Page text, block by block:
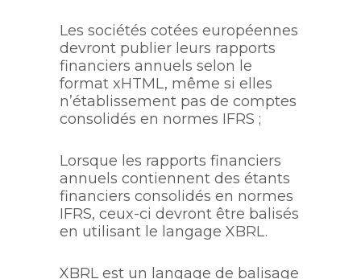
Les sociétés cotées européennes
devront publier leurs rapports
financiers annuels selon le
format xHTML, même si elles
n’établissement pas de comptes
consolidés en normes IFRS ;
Lorsque les rapports financiers
annuels contiennent des étants
financiers consolidés en normes
IFRS, ceux-ci devront être balisés
en utilisant le langage XBRL.
XBRL est un langage de balisage